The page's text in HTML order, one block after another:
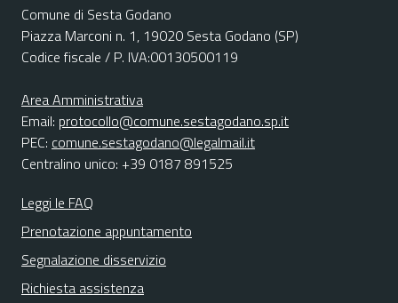
Comune di Sesta Godano
Piazza Marconi n. 1, 19020 Sesta Godano (SP)
Codice fiscale / P. IVA:00130500119
Area Amministrativa
Email: protocollo@comune.sestagodano.sp.it
PEC: comune.sestagodano@legalmail.it
Centralino unico: +39 0187 891525
Leggi le FAQ
Prenotazione appuntamento
Segnalazione disservizio
Richiesta assistenza